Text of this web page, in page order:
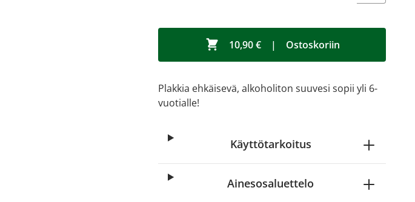
10,90 € | Ostoskoriin
Plakkia ehkäisevä, alkoholiton suuvesi sopii yli 6-
vuotialle!
Käyttötarkoitus
Ainesosaluettelo